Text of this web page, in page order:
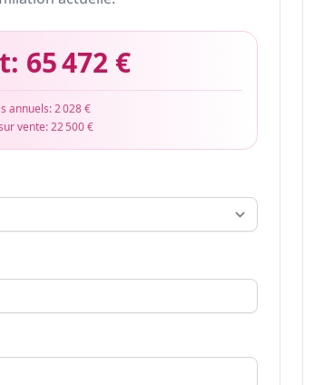
65 472 €
annuels:2 028 €
vente:22 500 €